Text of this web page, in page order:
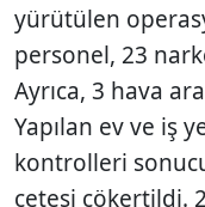
yürütülen
personel, 23
Ayrıca, 3 hava
Yapılan ev ve iş
kontrolleri
çetesi çökertildi.